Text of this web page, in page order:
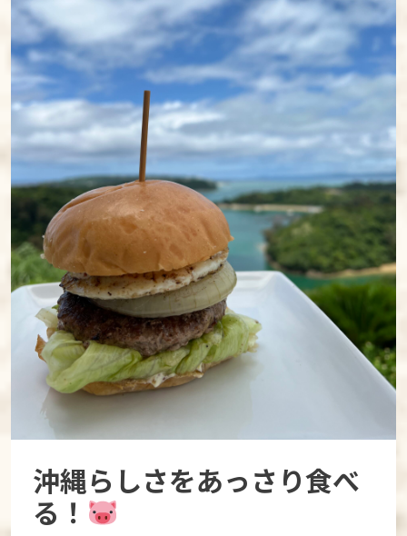
沖縄らしさをあっさり食べ
る！